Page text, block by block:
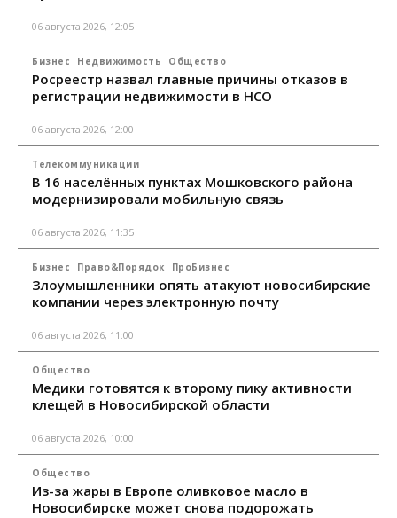
06 августа 2026, 12:05
Бизнес Недвижимость Общество
Росреестр назвал главные причины отказов в
регистрации недвижимости в НСО
06 августа 2026, 12:00
Телекоммуникации
В 16 населённых пунктах Мошковского района
модернизировали мобильную связь
06 августа 2026, 11:35
Бизнес Право&Порядок ПроБизнес
Злоумышленники опять атакуют новосибирские
компании через электронную почту
06 августа 2026, 11:00
Общество
Медики готовятся к второму пику активности
клещей в Новосибирской области
06 августа 2026, 10:00
Общество
Из-за жары в Европе оливковое масло в
Новосибирске может снова подорожать